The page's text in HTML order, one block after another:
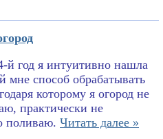
й год я интуитивно нашла
мне способ обрабатывать
которому я огород не
практически не
поливаю. Читать далее »